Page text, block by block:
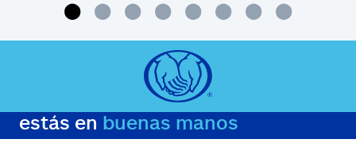
estás en buenas manos